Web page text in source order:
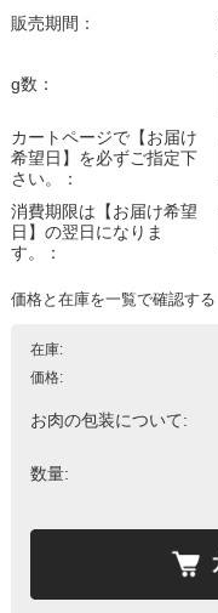
販売期間：
g数：
カートページで【お届け
希望日】を必ずご指定下
さい。：
消費期限は【お届け希望
日】の翌日になりま
す。：
価格と在庫を一覧で確認する
在庫:
価格:
お肉の包装について:
数量: